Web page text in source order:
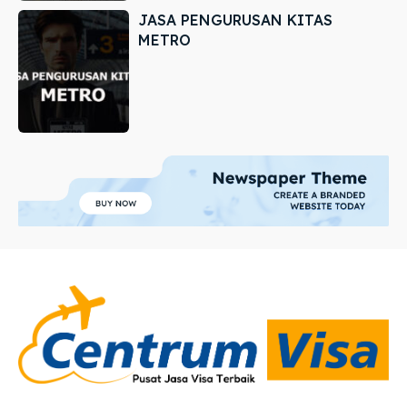
JASA PENGURUSAN KITAS
METRO